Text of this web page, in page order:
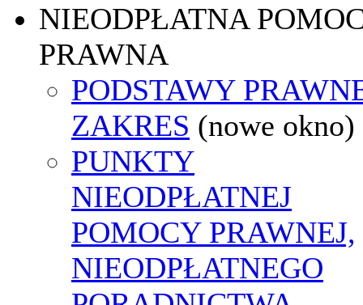
NIEODPŁATNA
PRAWNA
PODSTAWY
ZAKRES (nowe okno)
PUNKTY
NIEODPŁATNEJ
POMOCY PRAWNEJ,
NIEODPŁATNEGO